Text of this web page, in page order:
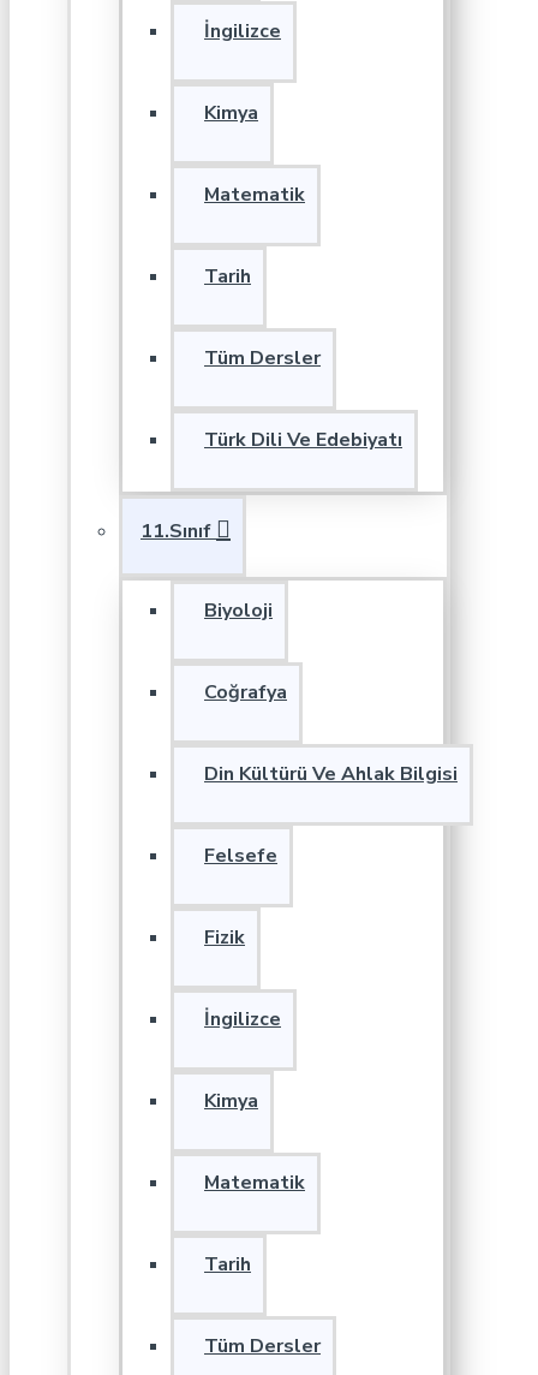
İngilizce
Kimya
Matematik
Tarih
Tüm Dersler
Türk Dili Ve Edebiyatı
11.Sınıf
Biyoloji
Coğrafya
Din Kültürü Ve Ahlak Bilgisi
Felsefe
Fizik
İngilizce
Kimya
Matematik
Tarih
Tüm Dersler